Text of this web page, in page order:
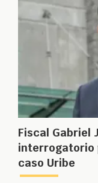
Fiscal Gabriel
interrogatorio
caso Uribe